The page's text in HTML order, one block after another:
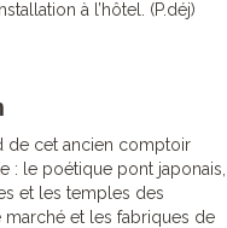
à l’hôtel. (P.déj)
de cet ancien comptoir
: le poétique pont japonais,
et les temples des
et les fabriques de